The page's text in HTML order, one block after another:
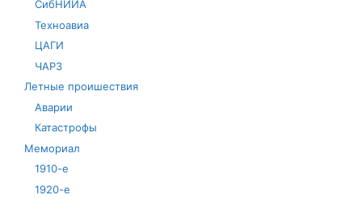
СибНИИА
Техноавиа
ЦАГИ
ЧАРЗ
Летные проишествия
Аварии
Катастрофы
Мемориал
1910-е
1920-е